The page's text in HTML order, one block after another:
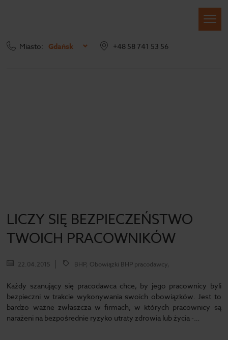
Miasto: Gdańsk +48 58 741 53 56
LICZY SIĘ BEZPIECZEŃSTWO
TWOICH PRACOWNIKÓW
22.04.2015 BHP, Obowiązki BHP pracodawcy,
Każdy szanujący się pracodawca chce, by jego pracownicy byli
bezpieczni w trakcie wykonywania swoich obowiązków. Jest to
bardzo ważne zwłaszcza w firmach, w których pracownicy są
narażeni na bezpośrednie ryzyko utraty zdrowia lub życia -…